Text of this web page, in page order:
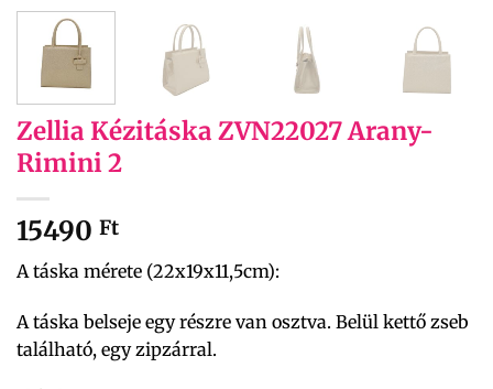
Zellia Kézitáska ZVN22027 Arany-
Rimini 2
15490 Ft
A táska mérete (22x19x11,5cm):
A táska belseje egy részre van osztva. Belül kettő zseb
található, egy zipzárral.